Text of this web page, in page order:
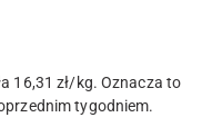
16,31 zł/kg. Oznacza to
tygodniem.